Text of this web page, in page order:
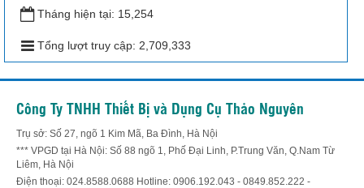
Tháng hiện tại: 15,254
Tổng lượt truy cập: 2,709,333
Công Ty TNHH Thiết Bị và Dụng Cụ Thảo Nguyên
Trụ sở: Số 27, ngõ 1 Kim Mã, Ba Đình, Hà Nội
*** VPGD tại Hà Nội: Số 88 ngõ 1, Phố Đại Linh, P.Trung Văn, Q.Nam Từ
Liêm, Hà Nội
Điện thoại: 024.8588.0688 Hotline: 0906.192.043 - 0849.852.222 -